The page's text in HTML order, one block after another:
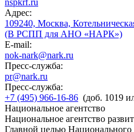
nspkrf.ru
Адрес:
109240, Москва,
(В РСПП для АНО «НАРК»)
E-mail:
nok-nark@nark.ru
Пресс-служба:
pr@nark.ru
Пресс-служба:
+7 (495) 966-16-86 (доб. 1019
Национальное агентство
Национальное агентство
Главной целью Национального